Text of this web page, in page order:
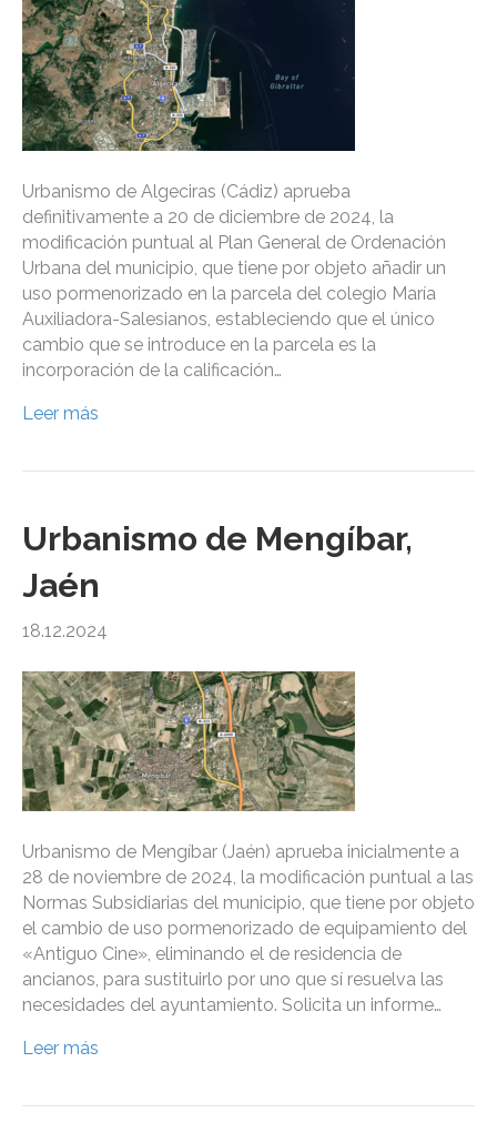
Urbanismo de Algeciras (Cádiz) aprueba
definitivamente a 20 de diciembre de 2024, la
modificación puntual al Plan General de Ordenación
Urbana del municipio, que tiene por objeto añadir un
uso pormenorizado en la parcela del colegio María
Auxiliadora-Salesianos, estableciendo que el único
cambio que se introduce en la parcela es la
incorporación de la calificación…
Leer más
Urbanismo de Mengíbar,
Jaén
18.12.2024
Urbanismo de Mengíbar (Jaén) aprueba inicialmente a
28 de noviembre de 2024, la modificación puntual a las
Normas Subsidiarias del municipio, que tiene por objeto
el cambio de uso pormenorizado de equipamiento del
«Antiguo Cine», eliminando el de residencia de
ancianos, para sustituirlo por uno que sí resuelva las
necesidades del ayuntamiento. Solicita un informe…
Leer más